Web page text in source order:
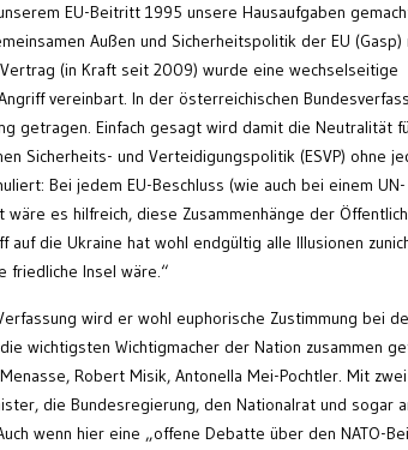
EU-Beitritt 1995 unsere Hausaufgaben
Außen und Sicherheitspolitik der EU (Gasp)
(in Kraft seit 2009) wurde eine wechselseitige
vereinbart. In der österreichischen
getragen. Einfach gesagt wird damit die Neutralität
Sicherheits- und Verteidigungspolitik (ESVP) ohne
Bei jedem EU-Beschluss (wie auch bei einem
es hilfreich, diese Zusammenhänge der
auf die Ukraine hat wohl endgültig alle Illusionen
friedliche Insel wäre.“
wird er wohl euphorische Zustimmung bei
wichtigsten Wichtigmacher der Nation zusammen
Robert Misik, Antonella Mei-Pochtler. Mit
die Bundesregierung, den Nationalrat und sogar
wenn hier eine „offene Debatte über den NATO-